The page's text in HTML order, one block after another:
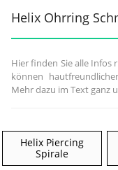
Helix Ohrring
Hier finden Sie alle Infos
können
Mehr dazu im Text ganz
Helix Piercing
Spirale